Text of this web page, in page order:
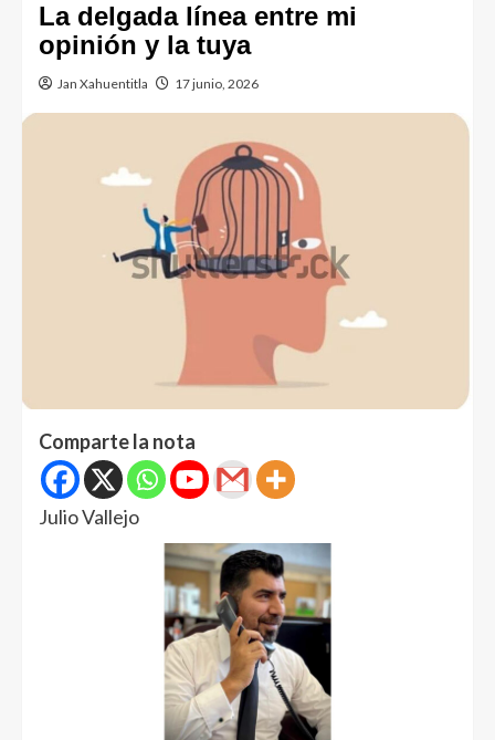
La delgada línea entre mi
opinión y la tuya
Jan Xahuentitla 17 junio, 2026
Comparte la nota
Julio Vallejo